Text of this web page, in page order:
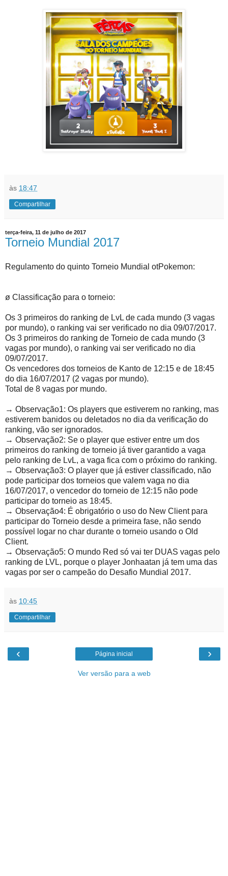
às 18:47
Compartilhar
terça-feira, 11 de julho de 2017
Torneio Mundial 2017
Regulamento do quinto Torneio Mundial otPokemon:
ø Classificação para o torneio:
Os 3 primeiros do ranking de LvL de cada mundo (3 vagas
por mundo), o ranking vai ser verificado no dia 09/07/2017.
Os 3 primeiros do ranking de Torneio de cada mundo (3
vagas por mundo), o ranking vai ser verificado no dia
09/07/2017.
Os vencedores dos torneios de Kanto de 12:15 e de 18:45
do dia 16/07/2017 (2 vagas por mundo).
Total de 8 vagas por mundo.
→ Observação1: Os players que estiverem no ranking, mas
estiverem banidos ou deletados no dia da verificação do
ranking, vão ser ignorados.
→ Observação2: Se o player que estiver entre um dos
primeiros do ranking de torneio já tiver garantido a vaga
pelo ranking de LvL, a vaga fica com o próximo do ranking.
→ Observação3: O player que já estiver classificado, não
pode participar dos torneios que valem vaga no dia
16/07/2017, o vencedor do torneio de 12:15 não pode
participar do torneio as 18:45.
→ Observação4: É obrigatório o uso do New Client para
participar do Torneio desde a primeira fase, não sendo
possível logar no char durante o torneio usando o Old
Client.
→ Observação5: O mundo Red só vai ter DUAS vagas pelo
ranking de LVL, porque o player Jonhaatan já tem uma das
vagas por ser o campeão do Desafio Mundial 2017.
às 10:45
Compartilhar
‹ ›
Página inicial
Ver versão para a web